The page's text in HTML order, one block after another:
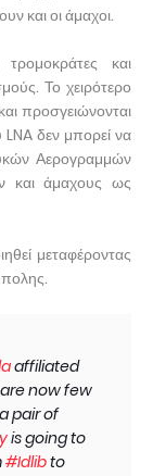
και οι άμαχοι.
και
Το χειρότερο
προσγειώνονται
δεν μπορεί να
Αερογραμμών
και άμαχους ως
μεταφέροντας
affiliated
now few
pair of
is going to
#Idlibto